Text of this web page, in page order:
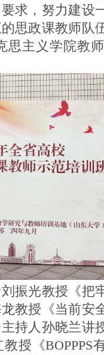
求，努力建设
思政课教师队
主义学院教
光教授《把
教授《当前安
持人孙晓兰讲
授《BOPPPS